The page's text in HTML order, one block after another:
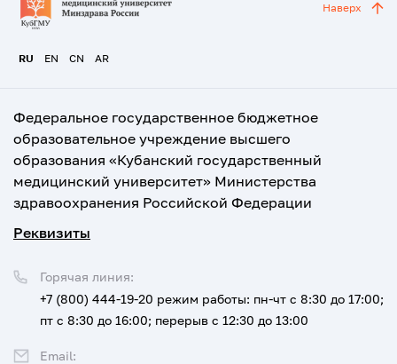
RU EN CN AR
Наверх
Федеральное государственное бюджетное
образовательное учреждение высшего
образования «Кубанский государственный
медицинский университет» Министерства
здравоохранения Российской Федерации
Реквизиты
Горячая линия:
+7 (800) 444-19-20 режим работы: пн-чт с 8:30 до 17:00;
пт с 8:30 до 16:00; перерыв с 12:30 до 13:00
Email: